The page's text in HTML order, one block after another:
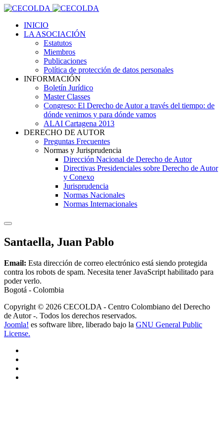
INICIO
LA ASOCIACIÓN
Estatutos
Miembros
Publicaciones
Política de protección de datos personales
INFORMACIÓN
Boletín Jurídico
Master Classes
Congreso: El Derecho de Autor a través del tiempo: de
dónde venimos y para dónde vamos
ALAI Cartagena 2013
DERECHO DE AUTOR
Preguntas Frecuentes
Normas y Jurisprudencia
Dirección Nacional de Derecho de Autor
Directivas Presidenciales sobre Derecho de Autor
y Conexo
Jurisprudencia
Normas Nacionales
Normas Internacionales
Santaella, Juan Pablo
Email: Esta dirección de correo electrónico está siendo protegida
contra los robots de spam. Necesita tener JavaScript habilitado para
poder verlo.
Bogotá - Colombia
Copyright © 2026 CECOLDA - Centro Colombiano del Derecho
de Autor -. Todos los derechos reservados.
Joomla! es software libre, liberado bajo la GNU General Public
License.